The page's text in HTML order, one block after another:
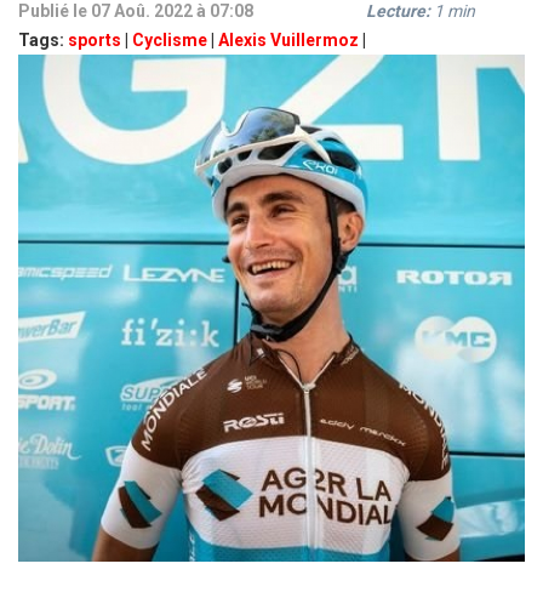
Publié le 07 Aoû. 2022 à 07:08
Tags: sports Cyclisme Alexis Vuillermoz
Lecture: 1 min